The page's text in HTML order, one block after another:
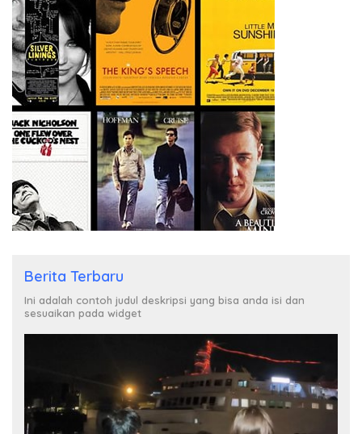
Berita Terbaru
Ini adalah contoh judul deskripsi yang bisa anda isi dan
sesuaikan pada widget